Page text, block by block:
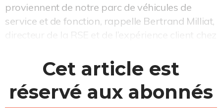
proviennent de notre parc de véhicules de
service et de fonction, rappelle Bertrand Milliat,
directeur de la RSE et de l’expérience client chez
Cet article est
réservé aux abonnés